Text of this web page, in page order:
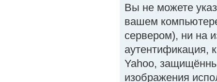
Вы не можете
вашем
сервером), ни на
аутентификация,
Yahoo,
изображения